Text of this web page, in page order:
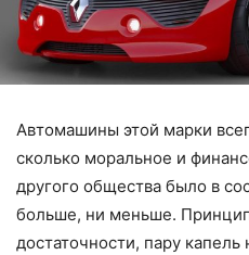
Автомашины этой марки
сколько моральное и
другого общества было в
больше, ни меньше.
достаточности, пару